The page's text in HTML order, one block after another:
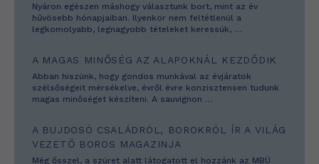
Nyáron egészen máshogy választunk bort, mint az év
hűvösebb hónapjaiban. Ilyenkor nem feltétlenül a
legkomolyabb, legnagyobb tételeket keressük, …
A MAGAS MINŐSÉG AZ ALAPOKNÁL KEZDŐDIK
Abban hiszünk, hogy gondos munkával az évjáratok
szélsőségeit mérsékelve, évről évre konzisztensen tudunk
magas minőséget készíteni. A sauvignon …
A BUJDOSÓ CSALÁDRÓL, BOROKRÓL ÍR A VILÁG
VEZETŐ BOROS MAGAZINJA
Még ősszel, a szüret alatt látogatott el hozzánk az MBÜ